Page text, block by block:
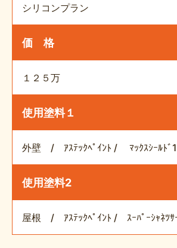
シリコンプラン
価 格
１２５万
使用塗料１
外壁 / ｱｽﾃｯｸﾍﾟｲﾝﾄ / ﾏｯｸｽｼｰﾙﾄﾞ
使用塗料2
屋根 / ｱｽﾃｯｸﾍﾟｲﾝﾄ / ｽｰﾊﾟｰｼｬﾈﾂｻ